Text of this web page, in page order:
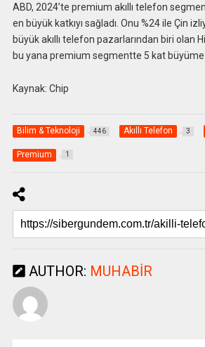
ABD, 2024’te premium akıllı telefon
en büyük katkıyı sağladı. Onu %24 ile Çin
büyük akıllı telefon pazarlarından biri olan
bu yana premium segmentte 5 kat büyüme
Kaynak: Chip
Bilim & Teknoloji 446 Akıllı Telefon 3
Premium 1
AUTHOR: MUHABIR